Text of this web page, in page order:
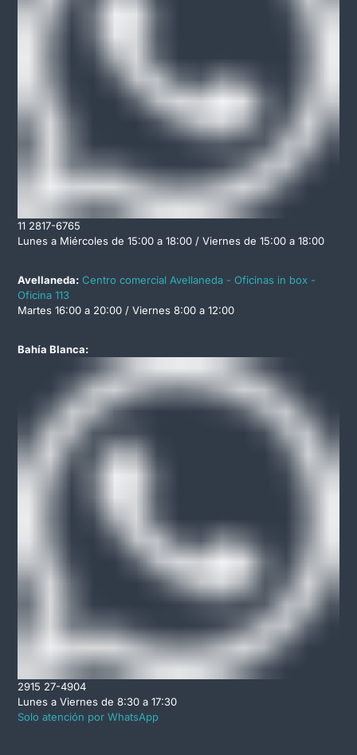
11 2817-6765
Lunes a Miércoles de 15:00 a 18:00 / Viernes de 15:00 a 18:00
Avellaneda: Centro comercial Avellaneda - Oficinas in box -
Oficina 113
Martes 16:00 a 20:00 / Viernes 8:00 a 12:00
Bahía Blanca:
2915 27-4904
Lunes a Viernes de 8:30 a 17:30
Solo atención por WhatsApp